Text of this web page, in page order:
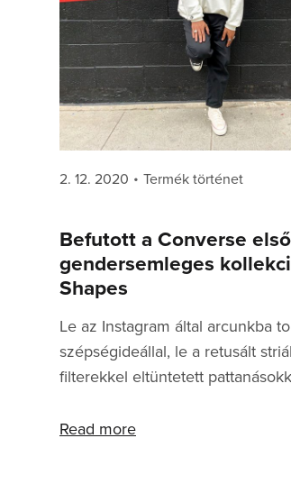
Posted
2. 12. 2020 Categories
Termék történet
Befutott a Converse első
gendersemleges
Shapes
Le az Instagram által arcunkba
szépségideállal, le a retusált
filterekkel eltüntetett
természetességében. Efféle
Read more